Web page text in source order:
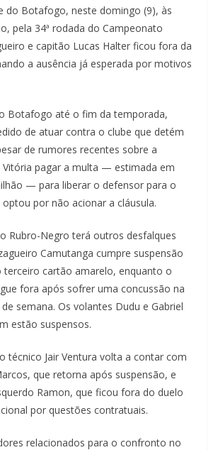
do Botafogo, neste domingo (9), às
pela 34ª rodada do Campeonato
e capitão Lucas Halter ficou fora da
a ausência já esperada por motivos
Botafogo até o fim da temporada,
de atuar contra o clube que detém
de rumores recentes sobre a
Vitória pagar a multa — estimada em
— para liberar o defensor para o
por não acionar a cláusula.
Rubro-Negro terá outros desfalques
Camutanga cumpre suspensão
cartão amarelo, enquanto o
fora após sofrer uma concussão na
semana. Os volantes Dudu e Gabriel
estão suspensos.
técnico Jair Ventura volta a contar com
que retorna após suspensão, e
Ramon, que ficou fora do duelo
por questões contratuais.
relacionados para o confronto no